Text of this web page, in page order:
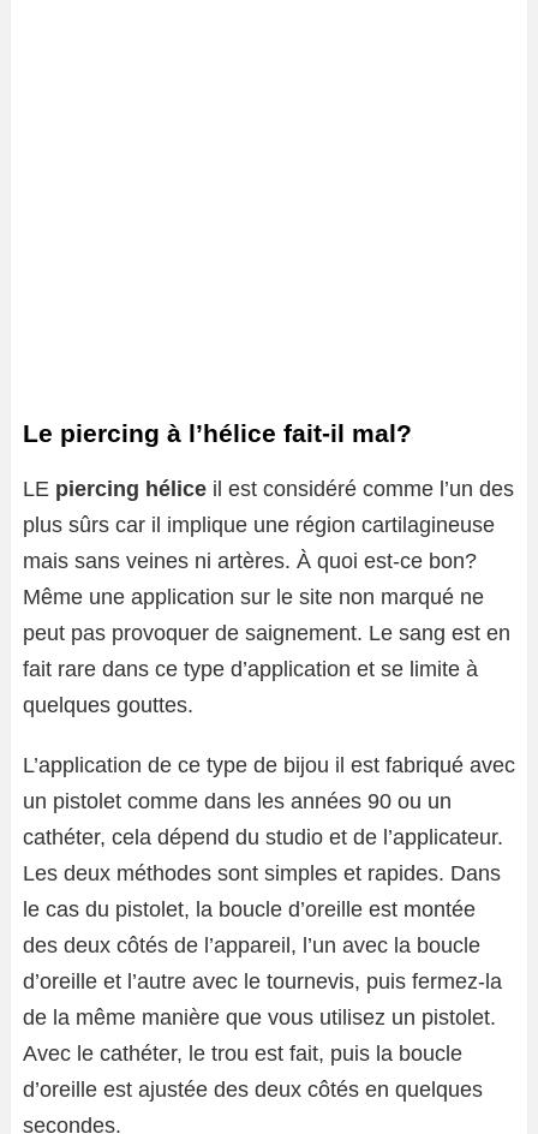
Le piercing à l’hélice fait-il mal?
LE piercing hélice il est considéré comme l’un des
plus sûrs car il implique une région cartilagineuse
mais sans veines ni artères. À quoi est-ce bon?
Même une application sur le site non marqué ne
peut pas provoquer de saignement. Le sang est en
fait rare dans ce type d’application et se limite à
quelques gouttes.
L’application de ce type de bijou il est fabriqué avec
un pistolet comme dans les années 90 ou un
cathéter, cela dépend du studio et de l’applicateur.
Les deux méthodes sont simples et rapides. Dans
le cas du pistolet, la boucle d’oreille est montée
des deux côtés de l’appareil, l’un avec la boucle
d’oreille et l’autre avec le tournevis, puis fermez-la
de la même manière que vous utilisez un pistolet.
Avec le cathéter, le trou est fait, puis la boucle
d’oreille est ajustée des deux côtés en quelques
secondes.